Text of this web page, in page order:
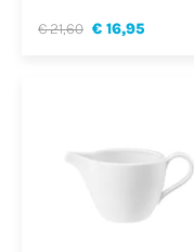
€ 21,60 € 16,95